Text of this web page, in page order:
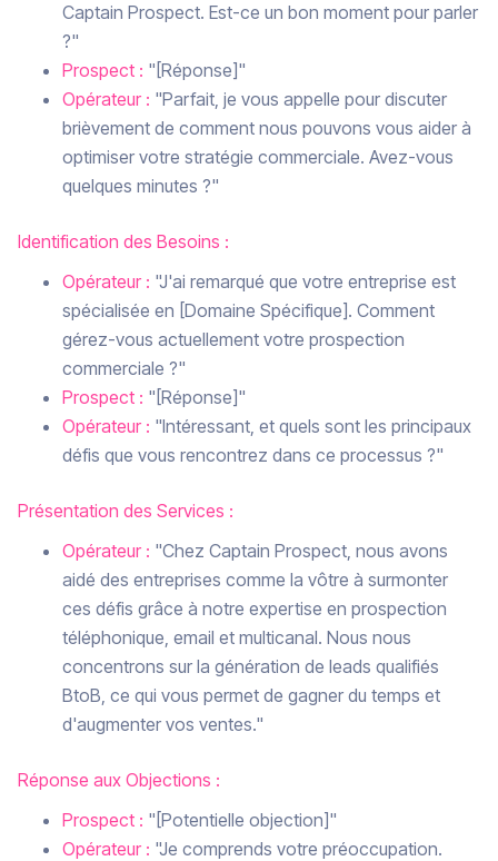
Captain Prospect. Est-ce un bon moment pour parler
?"
Prospect : "[Réponse]"
Opérateur : "Parfait, je vous appelle pour discuter
brièvement de comment nous pouvons vous aider à
optimiser votre stratégie commerciale. Avez-vous
quelques minutes ?"
Identification des Besoins :
Opérateur : "J'ai remarqué que votre entreprise est
spécialisée en [Domaine Spécifique]. Comment
gérez-vous actuellement votre prospection
commerciale ?"
Prospect : "[Réponse]"
Opérateur : "Intéressant, et quels sont les principaux
défis que vous rencontrez dans ce processus ?"
Présentation des Services :
Opérateur : "Chez Captain Prospect, nous avons
aidé des entreprises comme la vôtre à surmonter
ces défis grâce à notre expertise en prospection
téléphonique, email et multicanal. Nous nous
concentrons sur la génération de leads qualifiés
BtoB, ce qui vous permet de gagner du temps et
d'augmenter vos ventes."
Réponse aux Objections :
Prospect : "[Potentielle objection]"
Opérateur : "Je comprends votre préoccupation.